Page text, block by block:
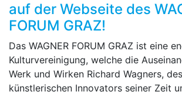
auf der Webseite des
FORUM GRAZ!
Das WAGNER FORUM GRAZ ist eine
Kulturvereinigung, welche die
Werk und Wirken Richard Wagners,
künstlerischen Innovators seiner Zeit